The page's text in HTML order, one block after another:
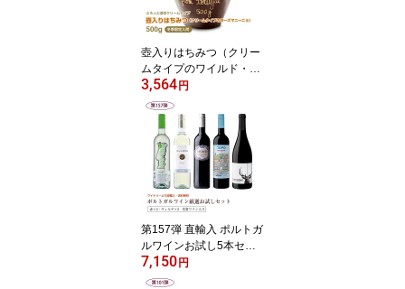
壺入りはちみつ（クリー
ムタイプのワイルド・ラ
ベンダー）500g ポルト
ガル産 天然蜂蜜 非加熱
ローズマニーニョ ハチミ
3,564 円
第157弾 直輸入 ポルトガ
ルワインお試し5本セッ
ト（赤3ヴェルデ1白1）
送料無料 ※クール便は、
7,150 円